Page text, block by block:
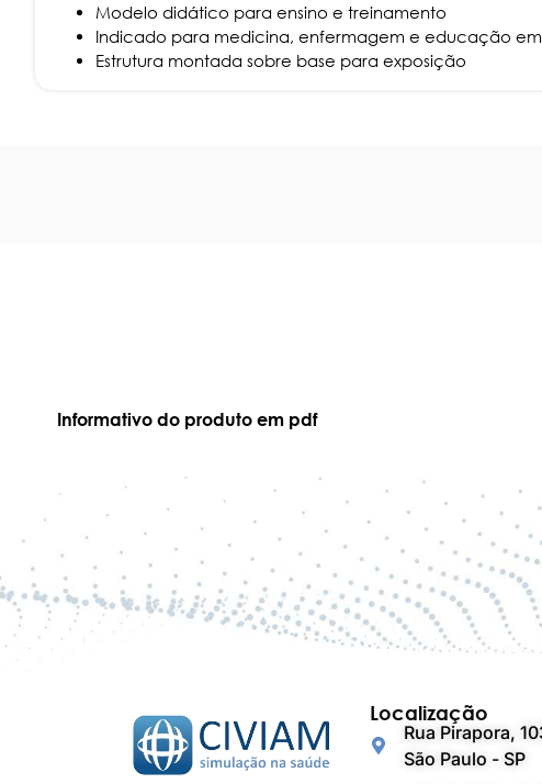
Modelo didático para ensino e treinamento
Indicado para medicina, enfermagem e educação
Estrutura montada sobre base para exposição
Informativo do produto em pdf
Localização
Rua Pirapora,
São Paulo - SP